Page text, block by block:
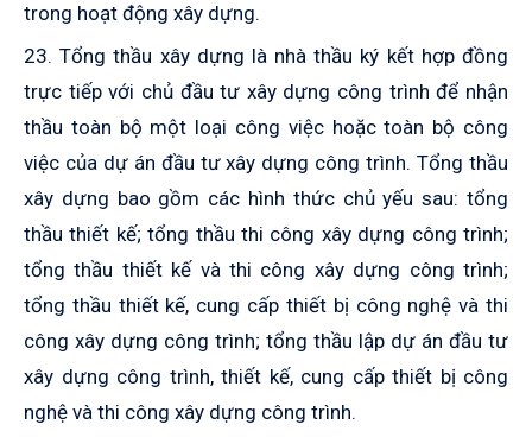
trong hoạt động xây dựng.
23. Tổng thầu xây dựng là nhà thầu ký kết hợp đồng
trực tiếp với chủ đầu tư xây dựng công trình để nhận
thầu toàn bộ một loại công việc hoặc toàn bộ công
việc của dự án đầu tư xây dựng công trình. Tổng thầu
xây dựng bao gồm các hình thức chủ yếu sau: tổng
thầu thiết kế; tổng thầu thi công xây dựng công trình;
tổng thầu thiết kế và thi công xây dựng công trình;
tổng thầu thiết kế, cung cấp thiết bị công nghệ và thi
công xây dựng công trình; tổng thầu lập dự án đầu tư
xây dựng công trình, thiết kế, cung cấp thiết bị công
nghệ và thi công xây dựng công trình.